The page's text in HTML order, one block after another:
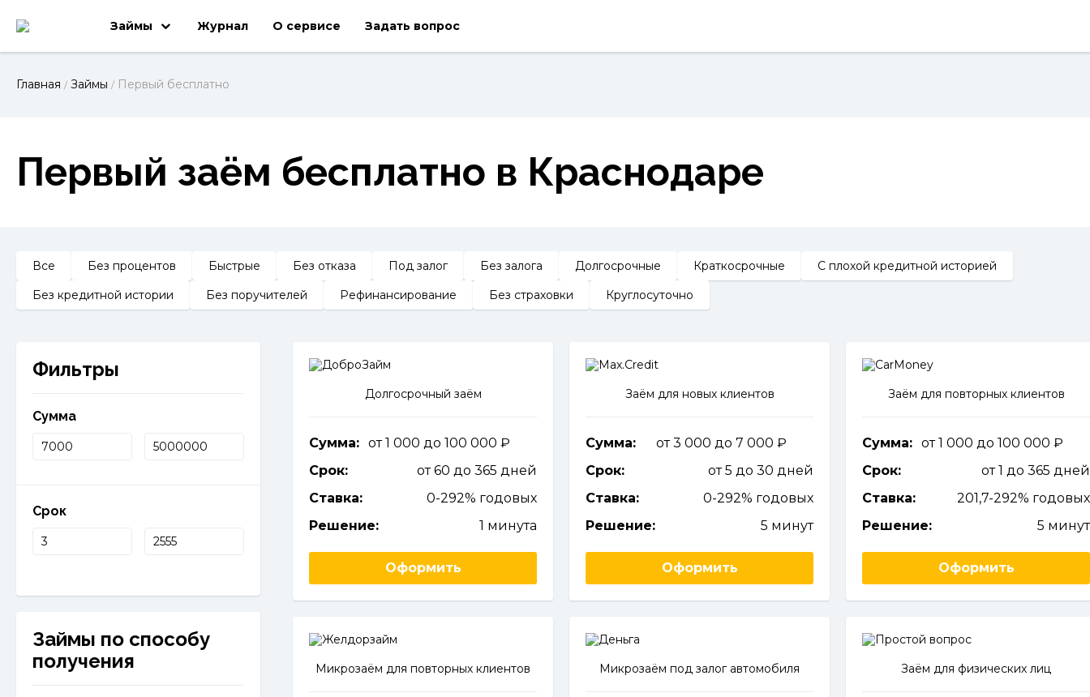
Займы Журнал О сервисе Задать вопрос
Главная / Займы / Первый бесплатно
Первый заём бесплатно в Краснодаре
Все Без процентов Быстрые Без отказа Под залог Без залога Долгосрочные Краткосрочные
С плохой кредитной историей
Без кредитной истории
Без поручителей Рефинансирование Без страховки Круглосуточно
Фильтры
Сумма
Срок
Займы по способу
получения
Долгосрочный заём
Сумма: от 1 000 до 100 000
Срок:
от 60 до 365 дней
Ставка:
0-292% годовых
Решение:
1 минута
Оформить
Заём для новых клиентов
Сумма:
от 3 000 до 7 000
Срок:
от 5 до 30 дней
Ставка:
0-292% годовых
Решение:
5 минут
Оформить
Заём для повторных клиентов
Сумма: от 1 000 до 100 000
Срок:
от 1 до 365 дней
Ставка:
201,7-292% годовых
Решение:
5 минут
Оформить
Микрозаём для повторных клиентов Микрозаём под залог автомобиля Заём для физических лиц